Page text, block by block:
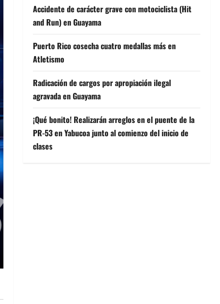
Accidente de carácter grave con motociclista (Hit
and Run) en Guayama
Puerto Rico cosecha cuatro medallas más en
Atletismo
Radicación de cargos por apropiación ilegal
agravada en Guayama
¡Qué bonito! Realizarán arreglos en el puente de la
PR-53 en Yabucoa junto al comienzo del inicio de
clases